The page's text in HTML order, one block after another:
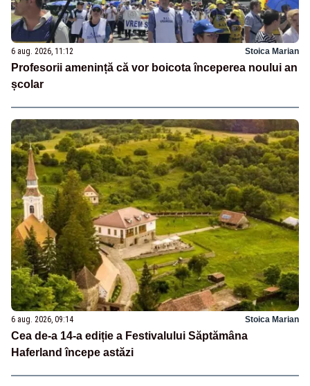
6 aug. 2026, 11:12 Stoica Marian
Profesorii amenință că vor boicota începerea noului an
școlar
6 aug. 2026, 09:14 Stoica Marian
Cea de-a 14-a ediție a Festivalului Săptămâna
Haferland începe astăzi